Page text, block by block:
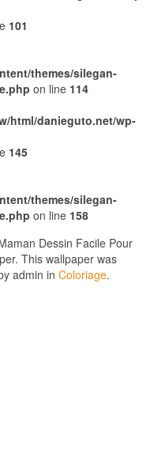
101
themes/silegan-
on line 114
html/danieguto.net/wp-
145
themes/silegan-
on line 158
Dessin Facile Pour
This wallpaper was
admin in Coloriage.